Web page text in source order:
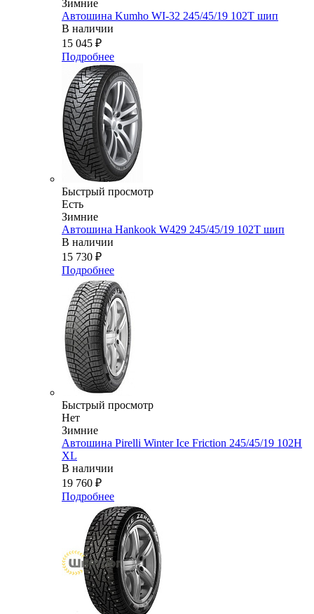
Зимние
Автошина Kumho WI-32 245/45/19 102T шип
В наличии
15 045 ₽
Подробнее
Быстрый просмотр
Есть
Зимние
Автошина Hankook W429 245/45/19 102T шип
В наличии
15 730 ₽
Подробнее
Быстрый просмотр
Нет
Зимние
Автошина Pirelli Winter Ice Friction 245/45/19 102H
XL
В наличии
19 760 ₽
Подробнее